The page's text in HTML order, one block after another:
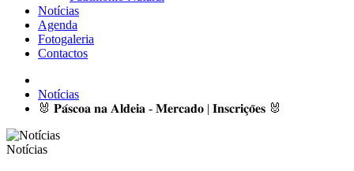
Notícias
Agenda
Fotogaleria
Contactos
Notícias
🐰 𝐏𝐚́𝐬𝐜𝐨𝐚 𝐧𝐚 𝐀𝐥𝐝𝐞𝐢𝐚 - 𝐌𝐞𝐫𝐜𝐚𝐝𝐨 | 𝐈𝐧𝐬𝐜𝐫𝐢𝐜̧𝐨̃𝐞𝐬 🐰
Notícias